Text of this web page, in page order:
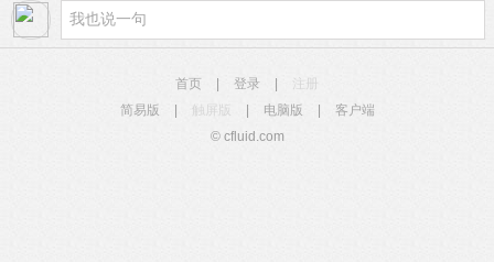
首页 登录
注册
简易版
触屏版 电脑版
客户端
© cfluid.com